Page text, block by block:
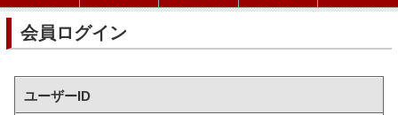
会員ログイン
ユーザーID